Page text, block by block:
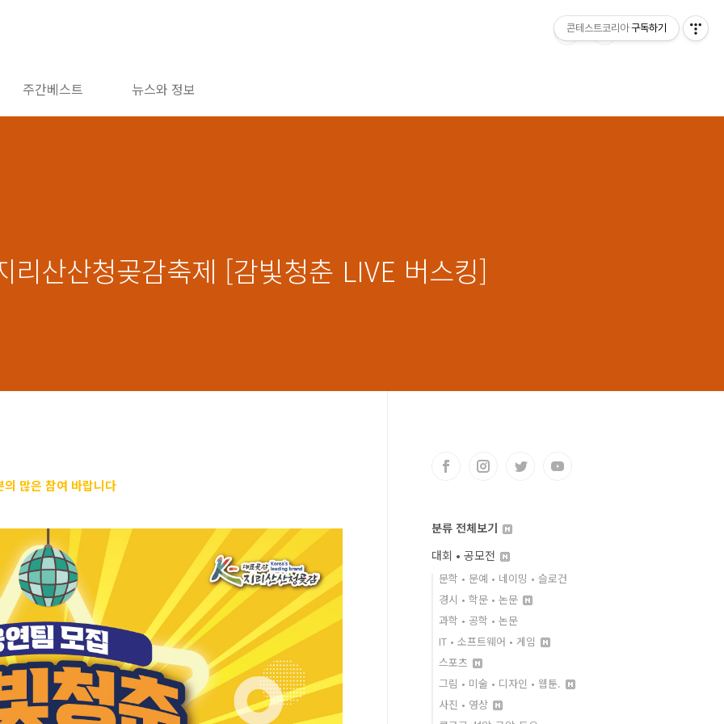
주간베스트 뉴스와 정보
산산청곶감축제 [감빛청춘 LIVE 버스킹]
의 많은 참여 바랍니다
분류 전체보기
대회 • 공모전
문학 • 문예 • 네이밍 • 슬로건
경시 • 학문 • 논문
과학 • 공학 • 논문
IT • 소프트웨어 • 게임
스포츠
그림 • 미술 • 디자인 • 웹툰.
사진 • 영상
콘테스트코리아 구독하기